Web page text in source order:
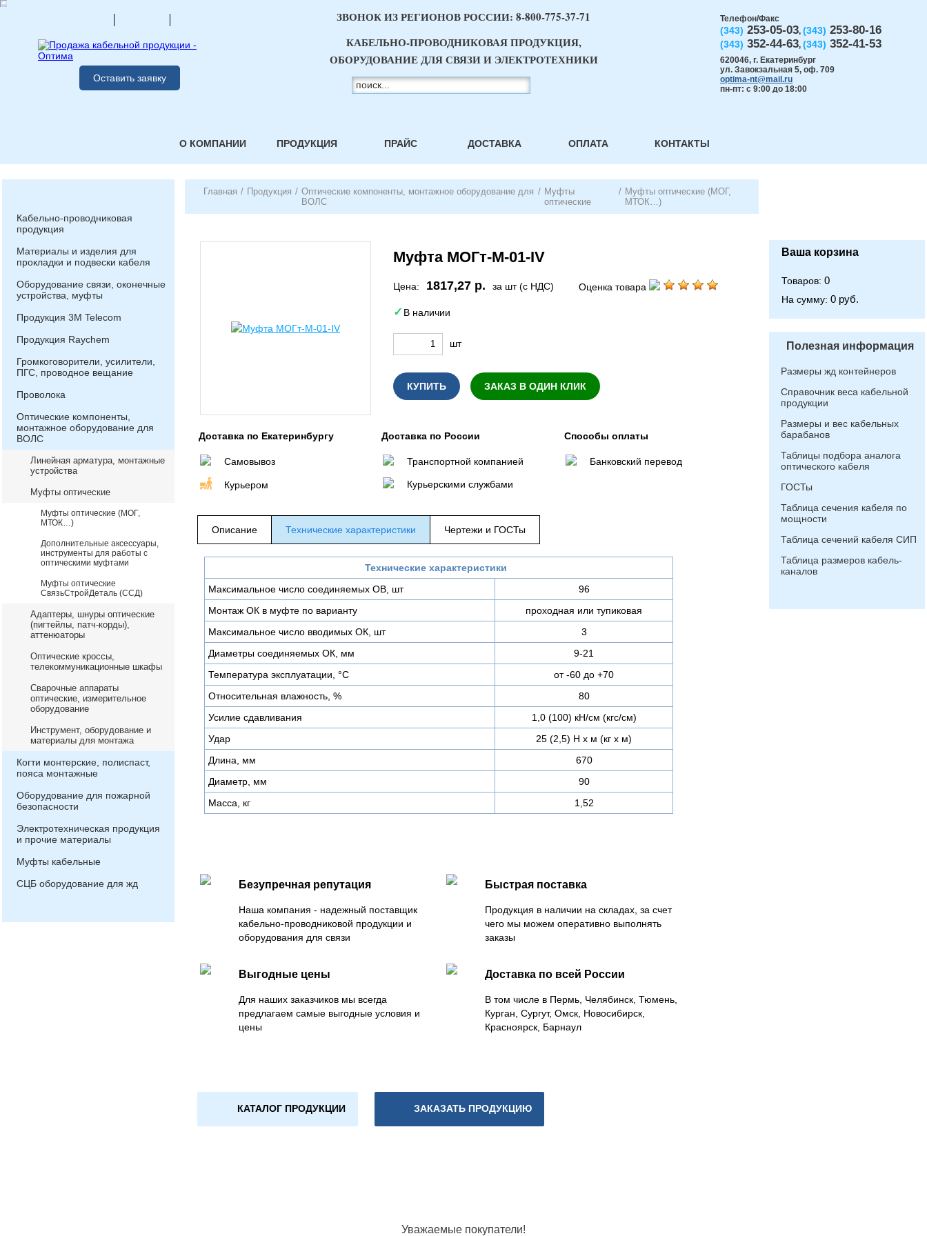
Оставить заявку
Телефон/Факс
(343) 253-05-03, (343) 253-80-16
(343) 352-44-63, (343) 352-41-53
620046, г. Екатеринбург
ул. Завокзальная 5, оф. 709
optima-nt@mail.ru
пн-пт: с 9:00 до 18:00
ЗВОНОК ИЗ РЕГИОНОВ РОССИИ: 8-800-775-37-71
КАБЕЛЬНО-ПРОВОДНИКОВАЯ ПРОДУКЦИЯ,
ОБОРУДОВАНИЕ ДЛЯ СВЯЗИ И ЭЛЕКТРОТЕХНИКИ
О КОМПАНИИ ПРОДУКЦИЯ ПРАЙС ДОСТАВКА ОПЛАТА КОНТАКТЫ
Кабельно-проводниковая
продукция
Материалы и изделия для
прокладки и подвески кабеля
Оборудование связи, оконечные
устройства, муфты
Продукция 3М Telecom
Продукция Raychem
Громкоговорители, усилители,
ПГС, проводное вещание
Проволока
Оптические компоненты,
монтажное оборудование для
ВОЛС
Линейная арматура, монтажные
устройства
Муфты оптические
Муфты оптические (МОГ,
МТОК…)
Дополнительные аксессуары,
инструменты для работы с
оптическими муфтами
Муфты оптические
СвязьСтройДеталь (ССД)
Адаптеры, шнуры оптические
(пигтейлы, патч-корды),
аттенюаторы
Оптические кроссы,
телекоммуникационные шкафы
Сварочные аппараты
оптические, измерительное
оборудование
Инструмент, оборудование и
материалы для монтажа
Когти монтерские, полиспаст,
пояса монтажные
Оборудование для пожарной
безопасности
Электротехническая продукция
и прочие материалы
Муфты кабельные
СЦБ оборудование для жд
Главная / Продукция / Оптические компоненты, монтажное оборудование для
ВОЛС
/ Муфты
оптические
/ Муфты оптические (МОГ,
МТОК…)
Муфта МОГт-М-01-IV
Цена: 1817,27 р. за шт (с НДС) Оценка товара
В наличии
шт
КУПИТЬ ЗАКАЗ В ОДИН КЛИК
Доставка по Екатеринбургу
Самовывоз
Курьером
Доставка по России
Транспортной компанией
Курьерскими службами
Способы оплаты
Банковский перевод
Описание Технические характеристики Чертежи и ГОСТы
Технические характеристики
Максимальное число соединяемых ОВ, шт
96
Монтаж ОК в муфте по варианту
проходная или тупиковая
Максимальное число вводимых ОК, шт
3
Диаметры соединяемых ОК, мм
9-21
Температура эксплуатации, °С
от -60 до +70
Относительная влажность, %
80
Усилие сдавливания
1,0 (100) кН/см (кгс/см)
Удар
25 (2,5) Н х м (кг х м)
Длина, мм
670
Диаметр, мм
90
Масса, кг
1,52
Безупречная репутация
Наша компания - надежный поставщик
кабельно-проводниковой продукции и
оборудования для связи
Быстрая поставка
Продукция в наличии на складах, за счет
чего мы можем оперативно выполнять
заказы
Выгодные цены
Для наших заказчиков мы всегда
предлагаем самые выгодные условия и
цены
Доставка по всей России
В том числе в Пермь, Челябинск, Тюмень,
Курган, Сургут, Омск, Новосибирск,
Красноярск, Барнаул
КАТАЛОГ ПРОДУКЦИИ ЗАКАЗАТЬ ПРОДУКЦИЮ
Ваша корзина
Товаров: 0
На сумму: 0 руб.
Полезная информация
Размеры жд контейнеров
Справочник веса кабельной
продукции
Размеры и вес кабельных
барабанов
Таблицы подбора аналога
оптического кабеля
ГОСТы
Таблица сечения кабеля по
мощности
Таблица сечений кабеля СИП
Таблица размеров кабель-
каналов
Уважаемые покупатели!